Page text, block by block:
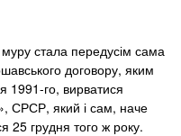
стала передусім сама
договору, яким
1991-го, вирватися
СРСР, який і сам, наче
25 грудня того ж року.